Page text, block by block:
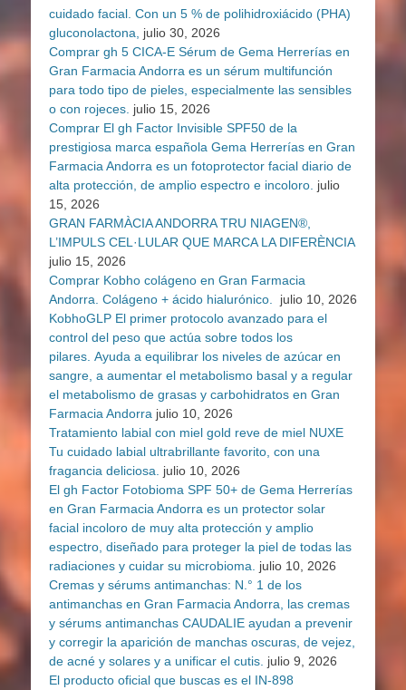
cuidado facial. Con un 5 % de polihidroxiácido (PHA)
gluconolactona,
julio 30, 2026
Comprar gh 5 CICA-E Sérum de Gema Herrerías en
Gran Farmacia Andorra es un sérum multifunción
para todo tipo de pieles, especialmente las sensibles
o con rojeces. julio 15, 2026
Comprar El gh Factor Invisible SPF50 de la
prestigiosa marca española Gema Herrerías en Gran
Farmacia Andorra es un fotoprotector facial diario de
alta protección, de amplio espectro e incoloro. julio
15, 2026
GRAN FARMÀCIA ANDORRA TRU NIAGEN®,
L’IMPULS CEL·LULAR QUE MARCA LA DIFERÈNCIA
julio 15, 2026
Comprar Kobho colágeno en Gran Farmacia
Andorra. Colágeno + ácido hialurónico.
julio 10, 2026
KobhoGLP El primer protocolo avanzado para el
control del peso que actúa sobre todos los
pilares. Ayuda a equilibrar los niveles de azúcar en
sangre, a aumentar el metabolismo basal y a regular
el metabolismo de grasas y carbohidratos en Gran
Farmacia Andorra julio 10, 2026
Tratamiento labial con miel gold reve de miel NUXE
Tu cuidado labial ultrabrillante favorito, con una
fragancia deliciosa.
julio 10, 2026
El gh Factor Fotobioma SPF 50+ de Gema Herrerías
en Gran Farmacia Andorra es un protector solar
facial incoloro de muy alta protección y amplio
espectro, diseñado para proteger la piel de todas las
radiaciones y cuidar su microbioma.
julio 10, 2026
Cremas y sérums antimanchas: N.° 1 de los
antimanchas en Gran Farmacia Andorra, las cremas
y sérums antimanchas CAUDALIE ayudan a prevenir
y corregir la aparición de manchas oscuras, de vejez,
de acné y solares y a unificar el cutis. julio 9, 2026
El producto oficial que buscas es el IN-898